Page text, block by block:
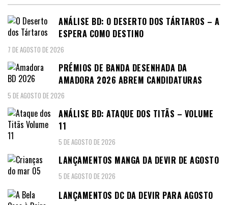
ANÁLISE BD: O DESERTO DOS TÁRTAROS – A
ESPERA COMO DESTINO
7 DE AGOSTO DE 2026
PRÉMIOS DE BANDA DESENHADA DA
AMADORA 2026 ABREM CANDIDATURAS
5 DE AGOSTO DE 2026
ANÁLISE BD: ATAQUE DOS TITÃS – VOLUME
11
5 DE AGOSTO DE 2026
LANÇAMENTOS MANGA DA DEVIR DE AGOSTO
5 DE AGOSTO DE 2026
LANÇAMENTOS DC DA DEVIR PARA AGOSTO